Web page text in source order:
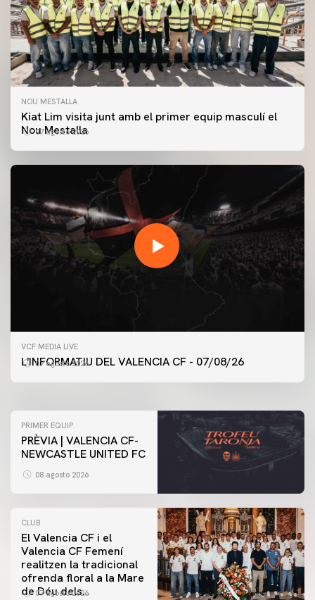
NOU MESTALLA
Kiat Lim visita junt amb el primer equip masculí el
Nou Mestalla
07 agosto 2026
VCF MEDIA LIVE
L'INFORMATIU DEL VALENCIA CF - 07/08/26
07 agosto 2026
PRIMER EQUIP
ENTRENAMENT DEL VALENCIA CF 7/8/2026
PRIMER EQUIP
PRÈVIA | VALENCIA CF-
NEWCASTLE UNITED FC
08 agosto 2026
CLUB
El Valencia CF i el
Valencia CF Femení
realitzen la tradicional
ofrenda floral a la Mare
de Déu dels
07 agosto 2026